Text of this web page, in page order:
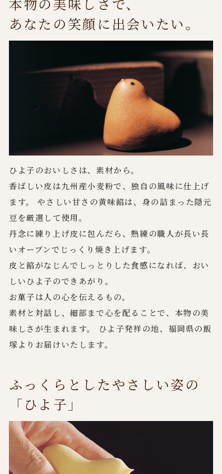
あなたの笑顔に出会いたい。
ひよ子のおいしさは、素材から。
香ばしい皮は九州産小麦粉で、独自の風味に仕上げ
ます。 やさしい甘さの黄味餡は、身の詰まった隠元
豆を厳選して使用。
丹念に練り上げ皮に包んだら、熟練の職人が長い長
いオーブンでじっくり焼き上げます。
皮と餡がなじんでしっとりした食感になれば、おい
しいひよ子のできあがり。
お菓子は人の心を伝えるもの。
素材と対話し、細部まで心を配ることで、本物の美
味しさが生まれます。 ひよ子発祥の地、福岡県の飯
塚よりお届けいたします。
ふっくらとしたやさしい姿の
「ひよ子」